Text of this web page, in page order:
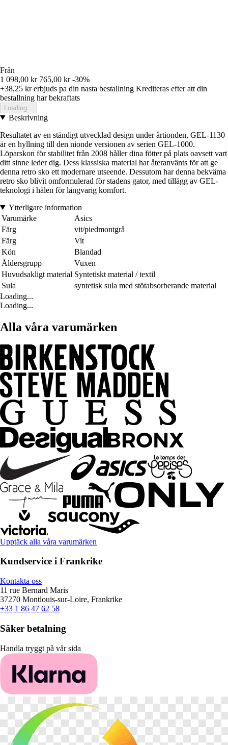
Från
1 098,00 kr 765,00 kr -30%
+38,25 krerbjuds pa din nasta bestallning Krediteras efter att din
bestallning har bekraftats
Loading...
Beskrivning
Resultatet av en ständigt utvecklad design under årtionden, GEL-1130
är en hyllning till den nionde versionen av serien GEL-1000.
Löparskon för stabilitet från 2008 håller dina fötter på plats oavsett vart
ditt sinne leder dig. Dess klassiska material har återanvänts för att ge
denna retro sko ett modernare utseende. Dessutom har denna bekväma
retro sko blivit omformulerad för stadens gator, med tillägg av GEL-
teknologi i hälen för långvarig komfort.
Ytterligare information
Varumärke
Asics
Färg
vit/piedmontgrå
Färg
Vit
Kön
Blandad
Åldersgrupp
Vuxen
Huvudsakligt material Syntetiskt material / textil
Sula
syntetisk sula med stötabsorberande material
Loading...
Loading...
Alla våra varumärken
Upptäck alla våra varumärken
Kundservice i Frankrike
Kontakta oss
11 rue Bernard Maris
37270 Montlouis-sur-Loire, Frankrike
+33 1 86 47 62 58
Säker betalning
Handla tryggt på vår sida